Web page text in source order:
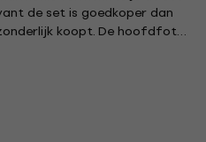
de set is goedkoper dan
koopt. De hoofdfoto